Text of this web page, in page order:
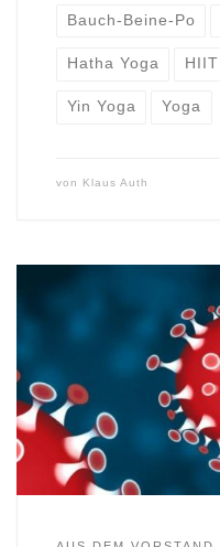
Bauch-Beine-Po
Hatha Yoga HIIT
Yin Yoga Yoga
von Klaus Auth